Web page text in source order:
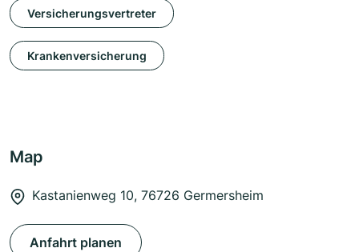
Versicherungsvertreter
Krankenversicherung
Map
Kastanienweg 10, 76726 Germersheim
Anfahrt planen